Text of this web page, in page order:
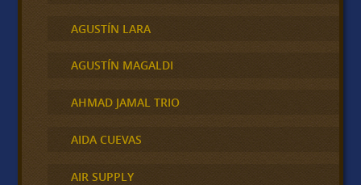
AGUSTÍN LARA
AGUSTÍN MAGALDI
AHMAD JAMAL TRIO
AIDA CUEVAS
AIR SUPPLY